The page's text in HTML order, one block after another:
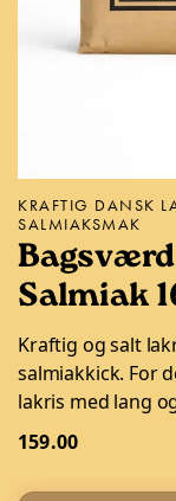
KRAFTIG DANSK
SALMIAKSMAK
Salmiak
Kraftig og salt
salmiakkick. For
lakris med lang
159.00